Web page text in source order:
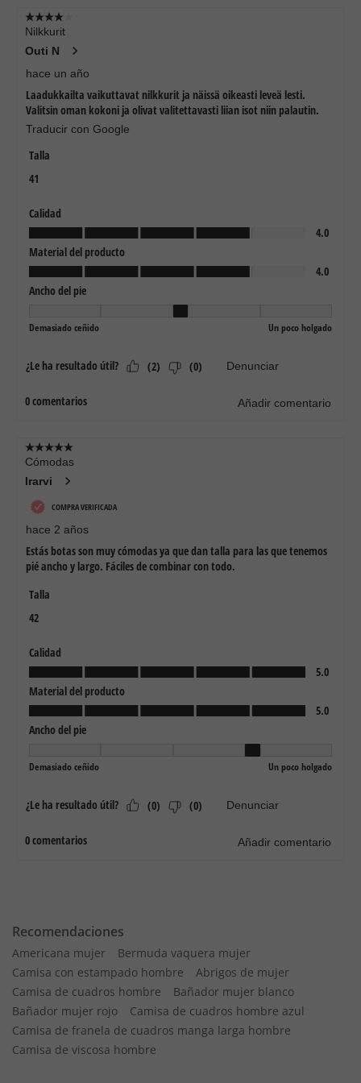
Recomendaciones
Americana mujer
Bermuda vaquera mujer
Camisa con estampado hombre
Abrigos de mujer
Camisa de cuadros hombre
Bañador mujer blanco
Bañador mujer rojo
Camisa de cuadros hombre azul
Camisa de franela de cuadros manga larga hombre
Camisa de viscosa hombre